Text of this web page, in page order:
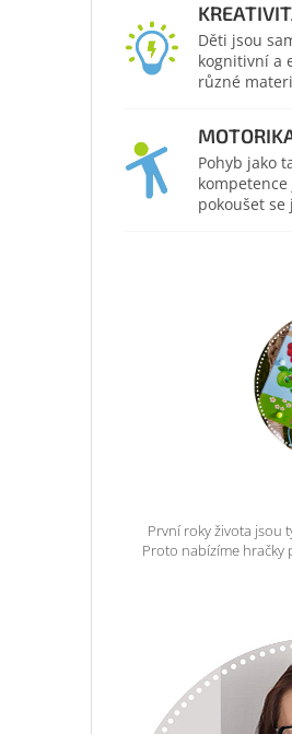
Děti jsou
kognitivní a
různé
Pohyb jako
pokoušet
První roky života jsou
Proto nabízíme hračky